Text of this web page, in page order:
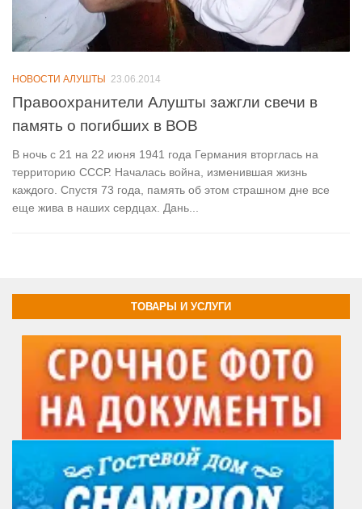
НОВОСТИ АЛУШТЫ 23.06.2014
Правоохранители Алушты зажгли свечи в
память о погибших в ВОВ
В ночь с 21 на 22 июня 1941 года Германия вторглась на
территорию СССР. Началась война, изменившая жизнь
каждого. Спустя 73 года, память об этом страшном дне все
еще жива в наших сердцах. Дань...
ТОВАРЫ И УСЛУГИ